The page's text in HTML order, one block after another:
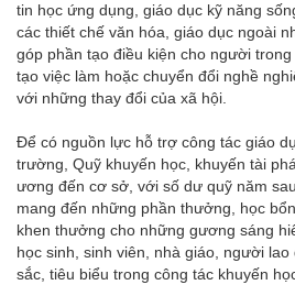
tin học ứng dụng, giáo dục kỹ năng
các thiết chế văn hóa, giáo dục ngoài
góp phần tạo điều kiện cho người
tạo việc làm hoặc chuyển đổi nghề
với những thay đổi của xã hội.
Để có nguồn lực hỗ trợ công tác giáo
trường, Quỹ khuyến học, khuyến tài
ương đến cơ sở, với số dư quỹ năm
mang đến những phần thưởng, học
khen thưởng cho những gương sáng
học sinh, sinh viên, nhà giáo, người
sắc, tiêu biểu trong công tác khuyến